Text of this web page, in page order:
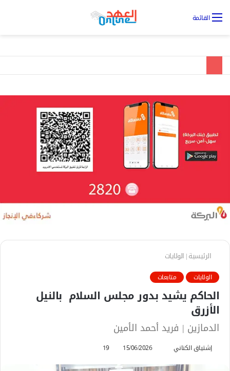
القائمة
الرئيسية| الولايات
الولايات متابعات
الحاكم يشيد بدور مجلس السلام بالنيل
الأزرق
الدمازين | فريد أحمد الأمين
إشتياق الكناني 15/06/2026
19